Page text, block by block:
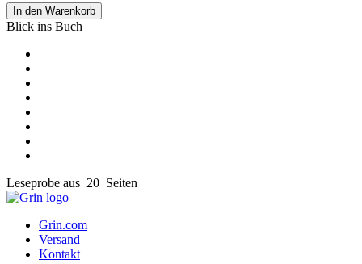
In den Warenkorb
Blick ins Buch
Leseprobe aus 20 Seiten
Grin.com
Versand
Kontakt